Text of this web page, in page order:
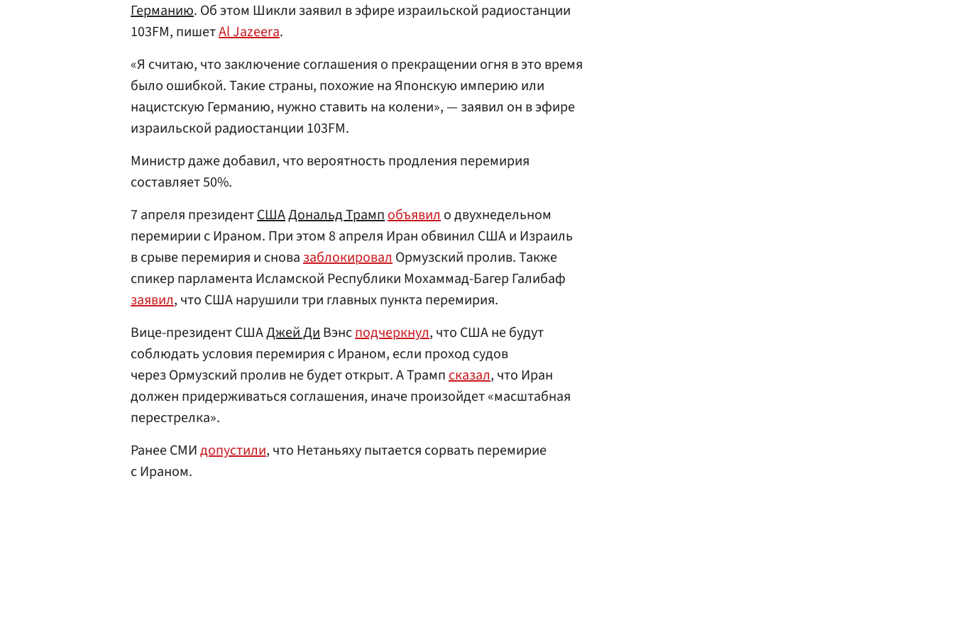
Германию. Об этом Шикли заявил в эфире израильской радиостанции
103FM, пишетAl Jazeera.
«Я считаю, что заключение соглашения о прекращении огня в это время
было ошибкой. Такие страны, похожие на Японскую империю или
нацистскую Германию, нужно ставить на колени», — заявил он в эфире
израильской радиостанции 103FM.
Министр даже добавил, что вероятность продления перемирия
составляет 50%.
7 апреля президентСШАДональд Трампобъявило двухнедельном
перемирии с Ираном. При этом 8 апреля Иран обвинил США и Израиль
в срыве перемирия и сновазаблокировалОрмузский пролив. Также
спикер парламента Исламской Республики Мохаммад-Багер Галибаф
заявил, что США нарушили три главных пункта перемирия.
Вице-президент СШАДжей ДиВэнсподчеркнул, что США не будут
соблюдать условия перемирия с Ираном, если проход судов
через Ормузский пролив не будет открыт. А Трампсказал, что Иран
должен придерживаться соглашения, иначе произойдет «масштабная
перестрелка».
Ранее СМИдопустили, что Нетаньяху пытается сорвать перемирие
с Ираном.